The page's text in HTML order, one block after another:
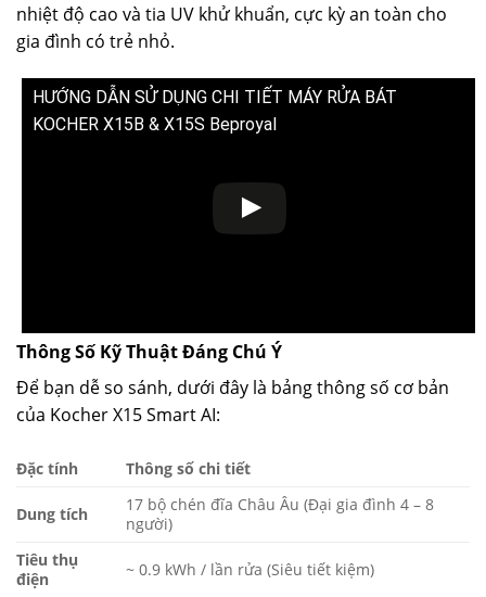
nhiệt độ cao và tia UV khử khuẩn, cực kỳ an toàn cho
gia đình có trẻ nhỏ.
HƯỚNG DẪN SỬ DỤNG CHI TIẾT MÁY RỬA BÁT
KOCHER X15B & X15S Beproyal
Thông Số Kỹ Thuật Đáng Chú Ý
Để bạn dễ so sánh, dưới đây là bảng thông số cơ bản
của Kocher X15 Smart AI:
Đặc tính Thông số chi tiết
Dung tích
17 bộ chén đĩa Châu Âu (Đại gia đình 4 – 8
người)
Tiêu thụ
điện
~ 0.9 kWh / lần rửa (Siêu tiết kiệm)